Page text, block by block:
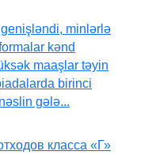
minlərlə
kənd
maaşlar təyin
birinci
gələ...
класса «Г»